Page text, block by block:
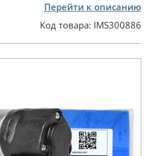
Перейти к описанию
Код товара: IMS300886